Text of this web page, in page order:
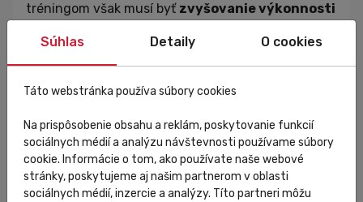
tréningom však musí byť zvyšovanie výkonnosti
náročnosť je zbytočné zaraďovať ho v
rekreačnom športe. Vovýkonnostnom športe
sa mi osvedčilo zaradiť ho raz za štyri dni, prípadne
fyzickej zdatnosti športovca. Doplnenie
glykogénových zásob do svalových buniek totiž
trvá niekoľko dní a častým zaraďovaním týchto
tréningov organizmus opäť len zbytočne trápime.
Súhlas Detaily O cookies
Táto webstránka používa súbory cookies
Na prispôsobenie obsahu a reklám, poskytovanie funkcií
sociálnych médií a analýzu návštevnosti používame súbory
cookie. Informácie o tom, ako používate naše webové
stránky, poskytujeme aj našim partnerom v oblasti
sociálnych médií, inzercie a analýzy. Títo partneri môžu